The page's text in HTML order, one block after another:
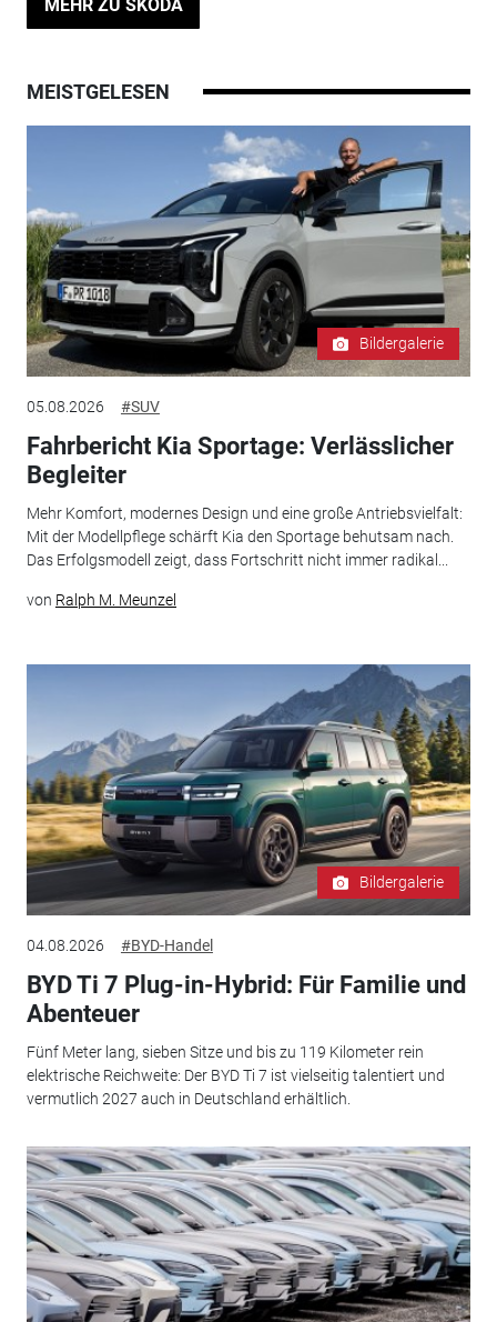
MEHR ZU SKODA
MEISTGELESEN
Bildergalerie
05.08.2026 #SUV
Fahrbericht Kia Sportage: Verlässlicher
Begleiter
Mehr Komfort, modernes Design und eine große Antriebsvielfalt:
Mit der Modellpflege schärft Kia den Sportage behutsam nach.
Das Erfolgsmodell zeigt, dass Fortschritt nicht immer radikal...
von Ralph M. Meunzel
Bildergalerie
04.08.2026 #BYD-Handel
BYD Ti 7 Plug-in-Hybrid: Für Familie und
Abenteuer
Fünf Meter lang, sieben Sitze und bis zu 119 Kilometer rein
elektrische Reichweite: Der BYD Ti 7 ist vielseitig talentiert und
vermutlich 2027 auch in Deutschland erhältlich.